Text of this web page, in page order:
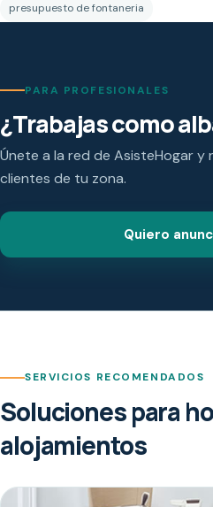
presupuesto de fontaneria
PARA PROFESIONALES
¿Trabajas como
Únete a la red de AsisteHogar y
clientes de tu zona.
Quiero
SERVICIOS RECOMENDADOS
Soluciones para
alojamientos